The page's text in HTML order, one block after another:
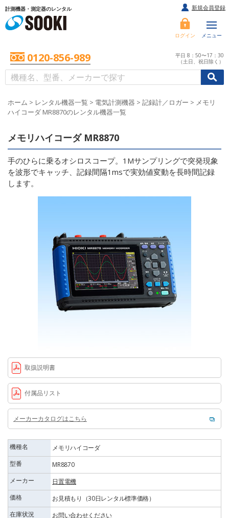
計測機器・測定器のレンタル
ログイン メニュー
0120-856-989
平日 8：50〜17：30
（土日、祝日除く）
//
新規会員登録
ホーム > レンタル機器一覧 > 電気計測機器 > 記録計／ロガー > メモリ
ハイコーダ MR8870のレンタル機器一覧
メモリハイコーダ MR8870
手のひらに乗るオシロスコープ。1Mサンプリングで突発現象
を波形でキャッチ、記録間隔1msで実効値変動を長時間記録
します。
取扱説明書
付属品リスト
メーカーカタログはこちら
機種名
メモリハイコーダ
型番
MR8870
メーカー
日置電機
価格
お見積もり（30日レンタル標準価格）
在庫状況
お問い合わせください